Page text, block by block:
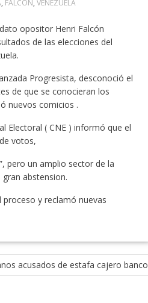
, FALCON, VENEZUELA
opositor Henri Falcón
de las elecciones del
Progresista, desconoció el
de que se conocieran los
nuevos comicios .
Electoral ( CNE ) informó que el
votos,
pero un amplio sector de la
abstension.
y reclamó nuevas
acusados de estafa cajero banco